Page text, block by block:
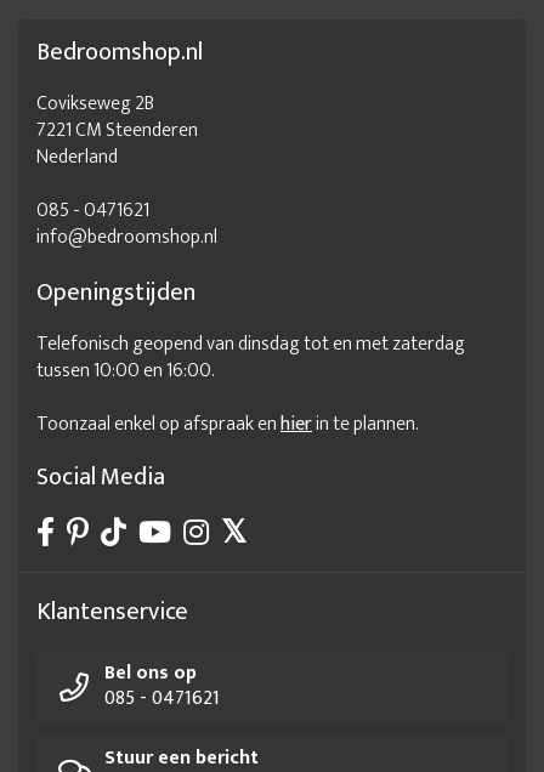
Bedroomshop.nl
Covikseweg 2B
7221 CM Steenderen
Nederland
085 - 0471621
info@bedroomshop.nl
Openingstijden
Telefonisch geopend van dinsdag tot en met zaterdag
tussen 10:00 en 16:00.
Toonzaal enkel op afspraak enhierin te plannen.
Social Media
Klantenservice
Bel ons op
085 - 0471621
Stuur een bericht